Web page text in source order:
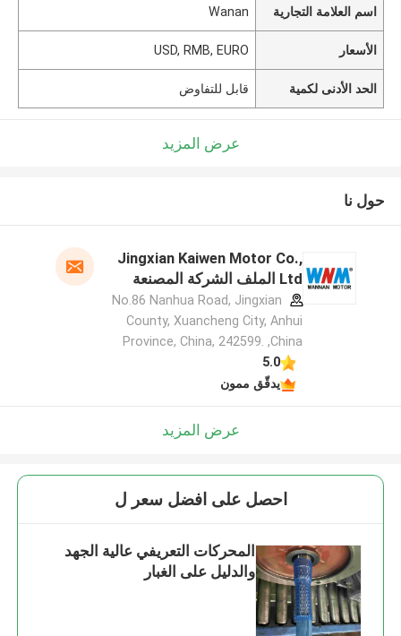
اسم العلامة التجارية Wanan
الأسعار USD, RMB, EURO
الحد الأدنى لكمية قابل للتفاوض
عرض المزيد
حول نا
Jingxian Kaiwen Motor Co.,
Ltd الملف الشركة المصنعة
No.86 Nanhua Road, Jingxian
County, Xuancheng City, Anhui
Province, China, 242599. ,China
5.0
يدقّق ممون
عرض المزيد
احصل على افضل سعر ل
المحركات التعريفي عالية الجهد
والدليل على الغبار